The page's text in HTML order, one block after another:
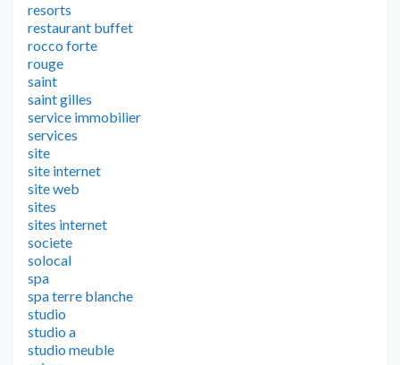
resorts
restaurant buffet
rocco forte
rouge
saint
saint gilles
service immobilier
services
site
site internet
site web
sites
sites internet
societe
solocal
spa
spa terre blanche
studio
studio a
studio meuble